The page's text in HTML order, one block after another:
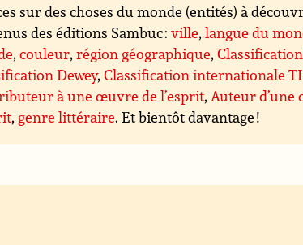
sur des choses du monde (entités) à
des éditions Sambuc :ville,langue du
,couleur,région géographique,
Dewey,Classification internationale
à une œuvre de l’esprit, Auteur
, genre littéraire. Et bientôt davantage !